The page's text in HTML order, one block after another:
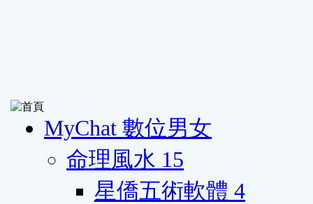
MyChat 數位男女
命理風水 15
星僑五術軟體 4